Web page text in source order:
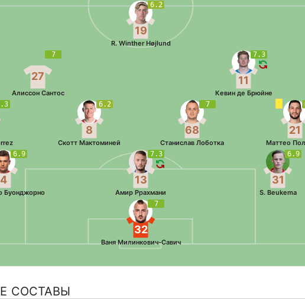
7
32
Ваня Милинкович-Савич
6.9
4
Буонджорно
7.3
13
Амир Ррахмани
6.9
31
S. Beukema
6.2
8
Скотт Мактоминей
7
68
Станислав Лоботка
21
Маттео
7
27
Алиссон Сантос
7.3
11
Кевин де Брюйне
6.2
19
R. Winther Højlund
СОСТАВЫ